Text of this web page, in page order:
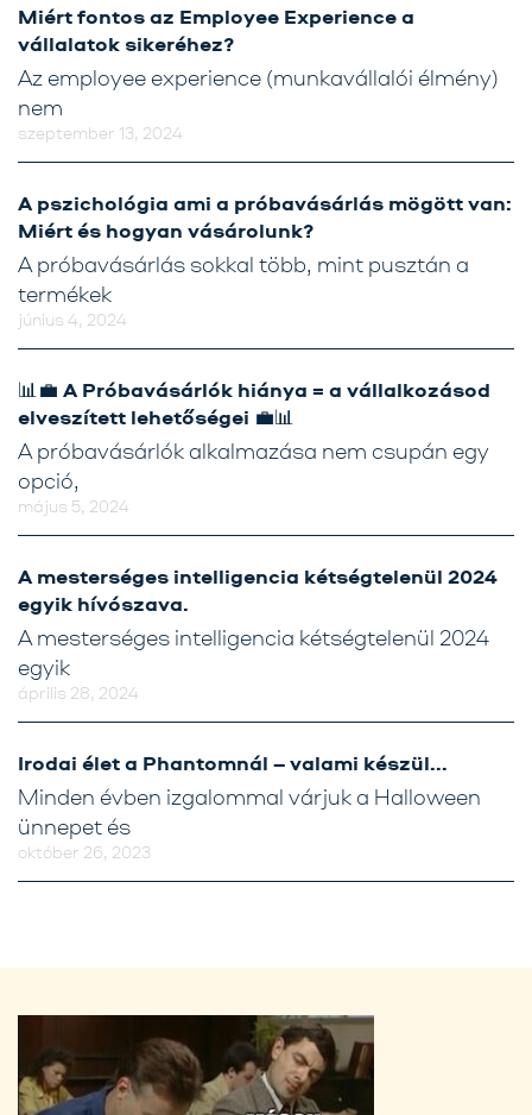
Miért fontos az Employee Experience a
vállalatok sikeréhez?
szeptember 13, 2024
Az employee experience (munkavállalói élmény)
nem
A pszichológia ami a próbavásárlás mögött van:
Miért és hogyan vásárolunk?
június 4, 2024
A próbavásárlás sokkal több, mint pusztán a
termékek
📊💼 A Próbavásárlók hiánya = a vállalkozásod
elveszített lehetőségei 💼📊
május 5, 2024
A próbavásárlók alkalmazása nem csupán egy
opció,
A mesterséges intelligencia kétségtelenül 2024
egyik hívószava.
április 28, 2024
A mesterséges intelligencia kétségtelenül 2024
egyik
Irodai élet a Phantomnál – valami készül…
október 26, 2023
Minden évben izgalommal várjuk a Halloween
ünnepet és